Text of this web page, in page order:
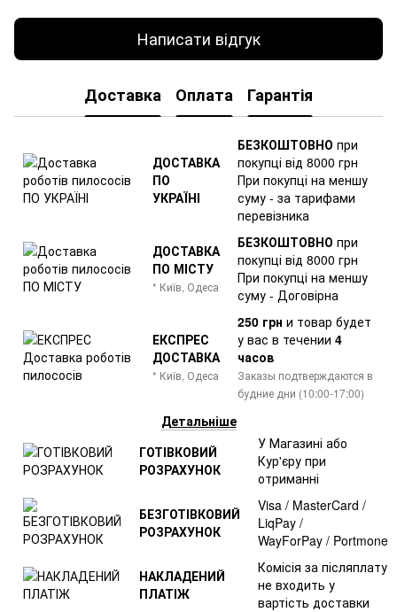
Написати відгук
Доставка Оплата Гарантія
ДОСТАВКА
ПО
УКРАЇНІ
БЕЗКОШТОВНО при
покупці від 8000 грн
При покупці на меншу
суму - за тарифами
перевізника
ДОСТАВКА
ПО МІСТУ
* Київ, Одеса
БЕЗКОШТОВНО при
покупці від 8000 грн
При покупці на меншу
суму - Договірна
ЕКСПРЕС
ДОСТАВКА
* Київ, Одеса
250 грн и товар будет
у вас в течении 4
часов
Заказы подтверждаются в
будние дни (10:00-17:00)
Детальніше
ГОТІВКОВИЙ
РОЗРАХУНОК
У Магазині або
Кур'єру при
отриманні
БЕЗГОТІВКОВИЙ
РОЗРАХУНОК
Visa / MasterCard /
LiqPay /
WayForPay / Portmone
НАКЛАДЕНИЙ
ПЛАТІЖ
Комісія за післяплату
не входить у
вартість доставки